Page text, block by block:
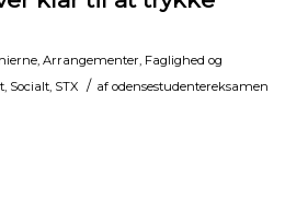
, Arrangementer, Faglighed og
, Socialt, STX / af odensestudentereksamen